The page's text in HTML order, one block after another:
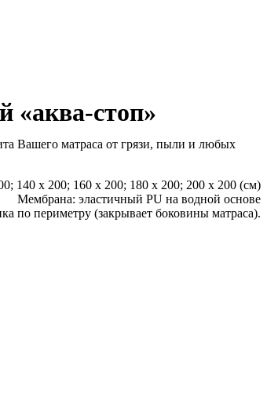
«аква-стоп»
Вашего матраса от грязи, пыли и любых
140 x 200; 160 x 200; 180 x 200; 200 x 200 (см)
Мембрана: эластичный PU на водной основе
по периметру (закрывает боковины матраса).